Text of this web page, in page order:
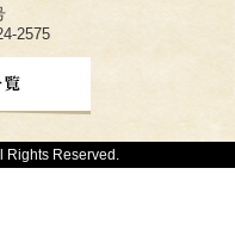
2575
Rights Reserved.